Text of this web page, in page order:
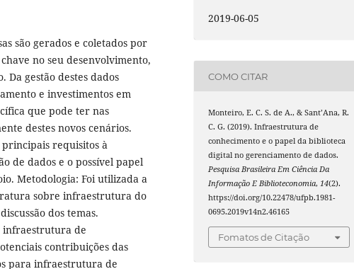
são gerados e coletados por
no seu desenvolvimento,
gestão destes dados
e investimentos em
que pode ter nas
destes novos cenários.
principais requisitos à
de dados e o possível papel
Metodologia: Foi utilizada a
sobre infraestrutura do
dos temas.
infraestrutura de
contribuições das
para infraestrutura de
2019-06-05
COMO CITAR
Monteiro, E. C. S. de A., & Sant’Ana, R.
C. G. (2019). Infraestrutura de
conhecimento e o papel da biblioteca
digital no gerenciamento de dados.
Pesquisa Brasileira Em Ciência Da
Informação E Biblioteconomia,14(2).
https://doi.org/10.22478/ufpb.1981-
0695.2019v14n2.46165
Fomatos de Citação